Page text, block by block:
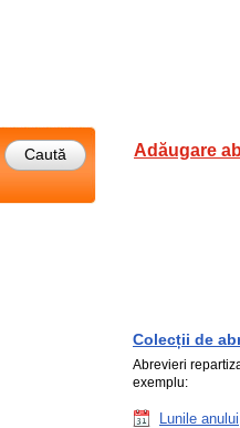
Adăugare
Colecții de
Abrevieri
exemplu:
Lunile anului